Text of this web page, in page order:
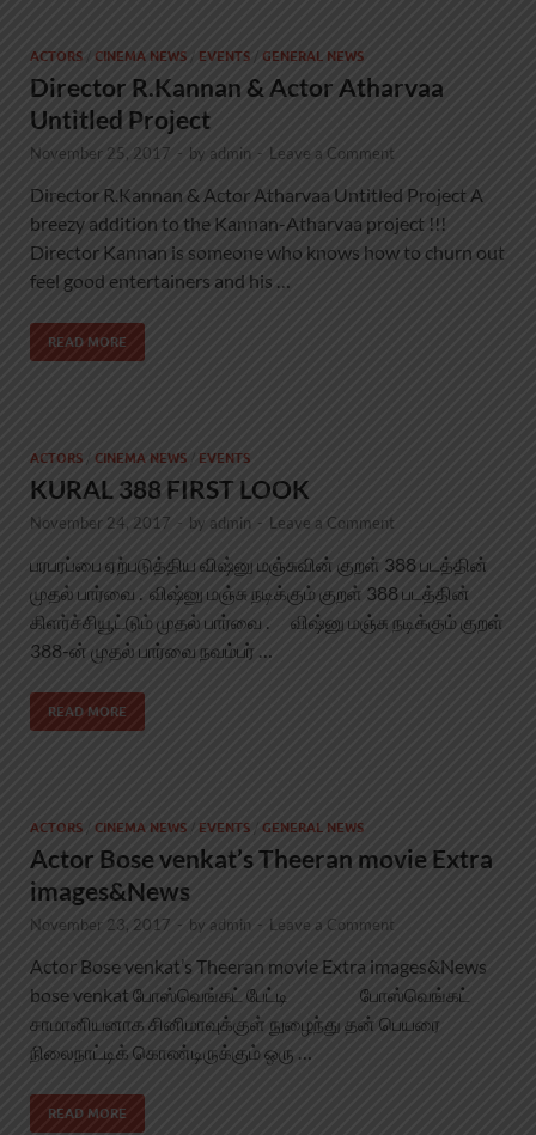
ACTORS / CINEMA NEWS / EVENTS / GENERAL NEWS
Director R.Kannan & Actor Atharvaa
Untitled Project
November 25, 2017 - by admin - Leave a Comment
Director R.Kannan & Actor Atharvaa Untitled Project A
breezy addition to the Kannan-Atharvaa project !!!
Director Kannan is someone who knows how to churn out
feel good entertainers and his …
READ MORE
ACTORS CINEMA NEWS / EVENTS
KURAL 388 FIRST LOOK
November 24, 2017 - by admin - Leave a Comment
பரபரப்பை ஏற்படுத்திய விஷ்னு மஞ்சுவின் குறள் 388 படத்தின்
முதல் பார்வை . விஷ்னு மஞ்சு நடிக்கும் குறள் 388 படத்தின்
கிளர்ச்சியூட்டும் முதல் பார்வை . விஷ்னு மஞ்சு நடிக்கும் குறள்
388-ன் முதல் பார்வை நவம்பர் …
READ MORE
ACTORS / CINEMA NEWS / EVENTS / GENERAL NEWS
Actor Bose venkat’s Theeran movie Extra
images&News
November 23, 2017 - by admin - Leave a Comment
Actor Bose venkat’s Theeran movie Extra images&News
bose venkat போஸ்வெங்கட் பேட்டி போஸ்வெங்கட்
சாமானியனாக சினிமாவுக்குள் நுழைந்து தன் பெயரை
நிலைநாட்டிக் கொண்டிருக்கும் ஒரு …
READ MORE